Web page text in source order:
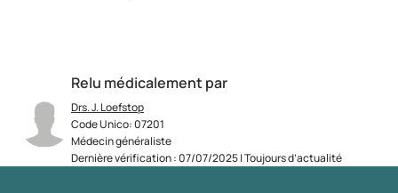
Relu médicalement par
Drs. J. Loefstop
Code Unico: 07201
Médecin généraliste
Dernière vérification : 07/07/2025 | Toujours d’actualité